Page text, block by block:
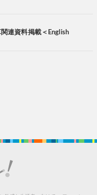
連資料掲載＜English